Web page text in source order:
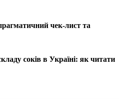
чек-лист та
соків в Україні: як читати